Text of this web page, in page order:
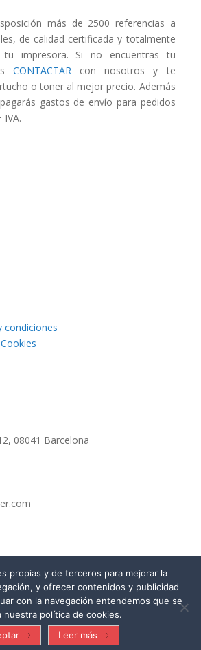
más de 2500 referencias a
de calidad certificada y totalmente
tu impresora. Si no encuentras tu
CONTACTARcon nosotros y te
o toner al mejor precio. Además
gastos de envío para pedidos
IVA.
condiciones
08041 Barcelona
–Términos y condiciones
propias y de terceros para mejorar la
y ofrecer contenidos y publicidad
con la navegación entendemos que se
nuestra política de cookies.
Leer más